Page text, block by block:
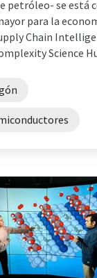
petróleo- se está
para la
Chain
Science